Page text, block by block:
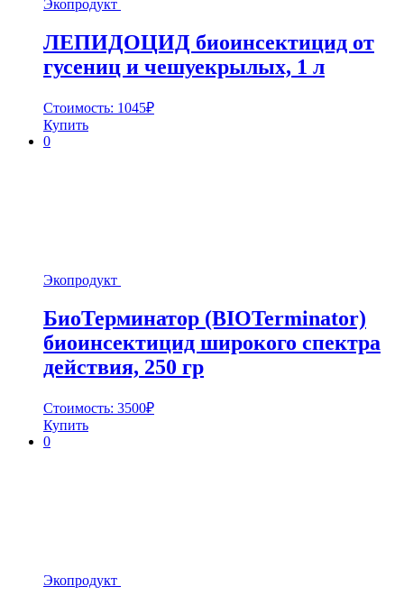
Экопродукт
ЛЕПИДОЦИД биоинсектицид от
гусениц и чешуекрылых, 1 л
Стоимость: 1045₽
Купить
0
Экопродукт
БиоТерминатор (BIOTerminator)
биоинсектицид широкого спектра
действия, 250 гр
Стоимость: 3500₽
Купить
0
Экопродукт